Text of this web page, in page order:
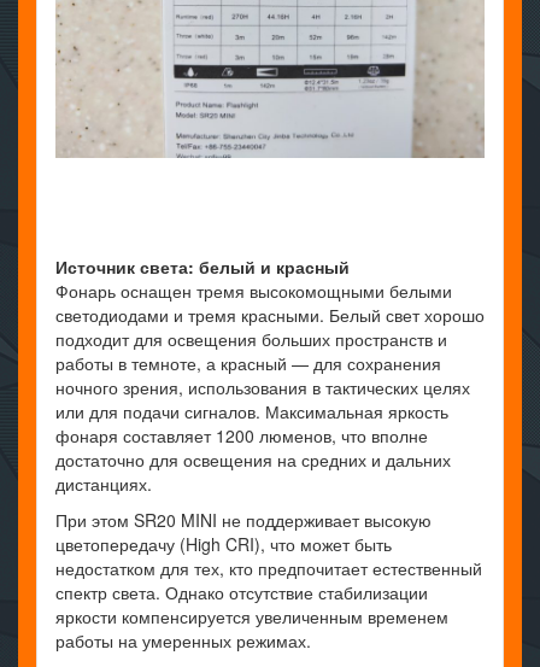
Источник света: белый и красный
Фонарь оснащен тремя высокомощными белыми
светодиодами и тремя красными. Белый свет хорошо
подходит для освещения больших пространств и
работы в темноте, а красный — для сохранения
ночного зрения, использования в тактических целях
или для подачи сигналов. Максимальная яркость
фонаря составляет 1200 люменов, что вполне
достаточно для освещения на средних и дальних
дистанциях.
При этом SR20 MINI не поддерживает высокую
цветопередачу (High CRI), что может быть
недостатком для тех, кто предпочитает естественный
спектр света. Однако отсутствие стабилизации
яркости компенсируется увеличенным временем
работы на умеренных режимах.